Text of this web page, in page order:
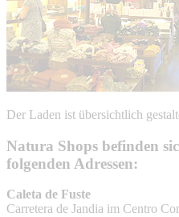
Der Laden ist übersichtlich
Natura Shops befinden
folgenden Adressen:
Caleta de Fuste
Carretera de Jandia im Centro